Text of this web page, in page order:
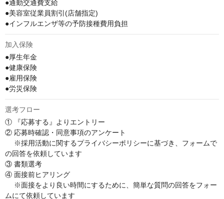
●通勤交通費支給
●美容室従業員割引(店舗指定)
●インフルエンザ等の予防接種費用負担
加入保険
●厚生年金
●健康保険
●雇用保険
●労災保険
選考フロー
① 『応募する』よりエントリー
② 応募時確認・同意事項のアンケート
※採用活動に関するプライバシーポリシーに基づき、フォームで
の回答を依頼しています
③ 書類選考
④ 面接前ヒアリング
※面接をより良い時間にするために、簡単な質問の回答をフォー
ムにて依頼しています